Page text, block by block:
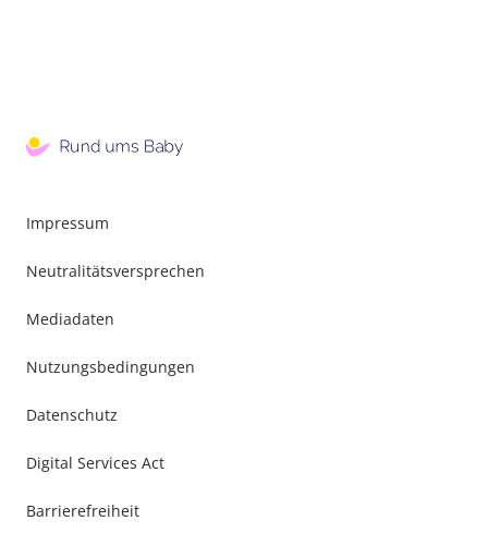
Impressum
Neutralitätsversprechen
Mediadaten
Nutzungsbedingungen
Datenschutz
Digital Services Act
Barrierefreiheit